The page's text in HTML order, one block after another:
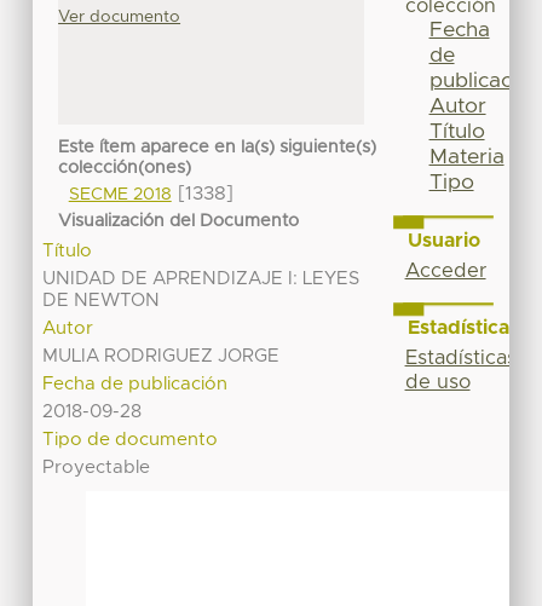
Ver documento
Este ítem aparece en la(s) siguiente(s)
colección(ones)
SECME 2018
[1338]
Visualización del Documento
Título
UNIDAD DE APRENDIZAJE I: LEYES
DE NEWTON
Autor
MULIA RODRIGUEZ JORGE
Fecha de publicación
2018-09-28
Tipo de documento
Proyectable
colección
Fecha
de
publicación
Autor
Título
Materia
Tipo
Usuario
Acceder
Estadísticas
Estadísticas
de uso